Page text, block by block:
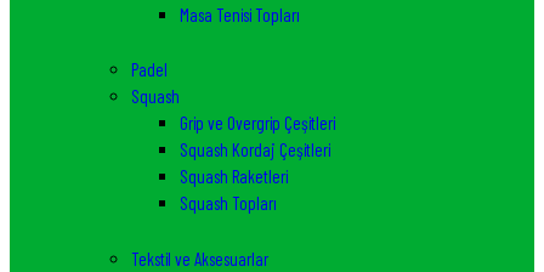
Masa Tenisi Topları
Padel
Squash
Grip ve Overgrip Çeşitleri
Squash Kordaj Çeşitleri
Squash Raketleri
Squash Topları
Tekstil ve Aksesuarlar